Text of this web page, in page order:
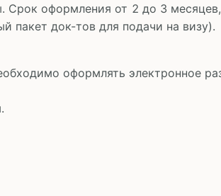
оформления от 2 до 3
пакет док-тов для подачи на визу).
оформлять электронное